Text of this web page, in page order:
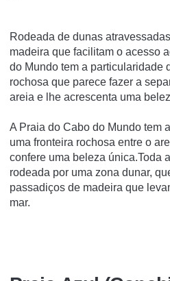
Rodeada de dunas
madeira que facilitam o acesso
do Mundo tem a particularidade
rochosa que parece fazer a
areia e lhe acrescenta uma
A Praia do Cabo do Mundo tem
uma fronteira rochosa entre o
confere uma beleza única.Toda
rodeada por uma zona dunar,
passadiços de madeira que
mar.